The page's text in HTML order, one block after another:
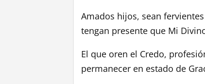
Amados hijos, sean
tengan presente que Mi
El que oren el Credo,
permanecer en estado de